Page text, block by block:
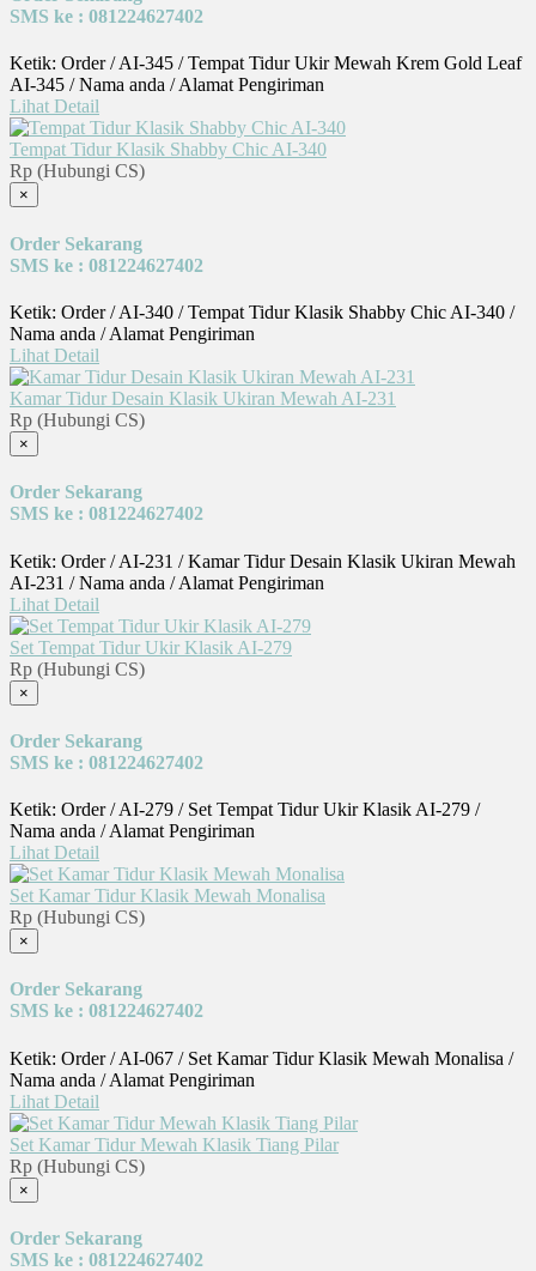
SMS ke : 081224627402
Ketik: Order / AI-345 / Tempat Tidur Ukir Mewah Krem Gold Leaf
AI-345 / Nama anda / Alamat Pengiriman
Lihat Detail
Tempat Tidur Klasik Shabby Chic AI-340
Rp (Hubungi CS)
×
Order Sekarang
SMS ke : 081224627402
Ketik: Order / AI-340 / Tempat Tidur Klasik Shabby Chic AI-340 /
Nama anda / Alamat Pengiriman
Lihat Detail
Kamar Tidur Desain Klasik Ukiran Mewah AI-231
Rp (Hubungi CS)
×
Order Sekarang
SMS ke : 081224627402
Ketik: Order / AI-231 / Kamar Tidur Desain Klasik Ukiran Mewah
AI-231 / Nama anda / Alamat Pengiriman
Lihat Detail
Set Tempat Tidur Ukir Klasik AI-279
Rp (Hubungi CS)
×
Order Sekarang
SMS ke : 081224627402
Ketik: Order / AI-279 / Set Tempat Tidur Ukir Klasik AI-279 /
Nama anda / Alamat Pengiriman
Lihat Detail
Set Kamar Tidur Klasik Mewah Monalisa
Rp (Hubungi CS)
×
Order Sekarang
SMS ke : 081224627402
Ketik: Order / AI-067 / Set Kamar Tidur Klasik Mewah Monalisa /
Nama anda / Alamat Pengiriman
Lihat Detail
Set Kamar Tidur Mewah Klasik Tiang Pilar
Rp (Hubungi CS)
×
Order Sekarang
SMS ke : 081224627402